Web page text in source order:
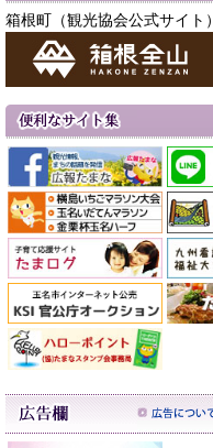
箱根町（観光協会公式サイト）